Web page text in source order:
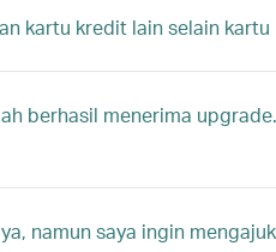
kartu kredit lain selain
berhasil menerima
namun saya ingin